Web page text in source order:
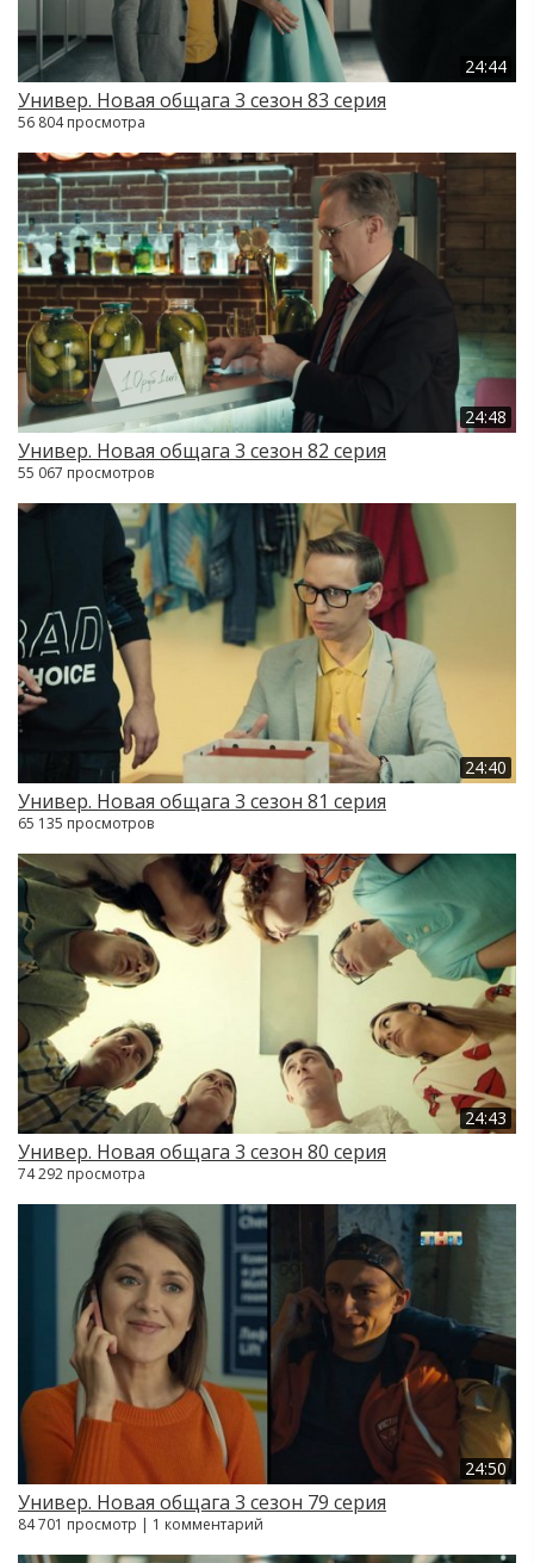
24:44
Универ. Новая общага 3 сезон 83 серия
56 804 просмотра
24:48
Универ. Новая общага 3 сезон 82 серия
55 067 просмотров
24:40
Универ. Новая общага 3 сезон 81 серия
65 135 просмотров
24:43
Универ. Новая общага 3 сезон 80 серия
74 292 просмотра
24:50
Универ. Новая общага 3 сезон 79 серия
84 701 просмотр | 1 комментарий